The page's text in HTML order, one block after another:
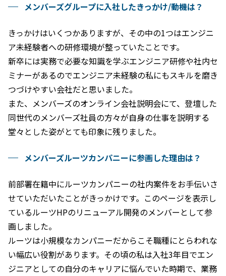
メンバーズグループに入社したきっかけ/動機は？
きっかけはいくつかありますが、その中の1つはエンジニ
ア未経験者への研修環境が整っていたことです。
新卒には実務で必要な知識を学ぶエンジニア研修や社内セ
ミナーがあるのでエンジニア未経験の私にもスキルを磨き
つづけやすい会社だと思いました。
また、メンバーズのオンライン会社説明会にて、登壇した
同世代のメンバーズ社員の方々が自身の仕事を説明する
堂々とした姿がとても印象に残りました。
メンバーズルーツカンパニーに参画した理由は？
前部署在籍中にルーツカンパニーの社内案件をお手伝いさ
せていただいたことがきっかけです。このページを表示し
ているルーツHPのリニューアル開発のメンバーとして参
画しました。
ルーツは小規模なカンパニーだからこそ職種にとらわれな
い幅広い役割があります。その頃の私は入社3年目でエン
ジニアとしての自分のキャリアに悩んでいた時期で、業務